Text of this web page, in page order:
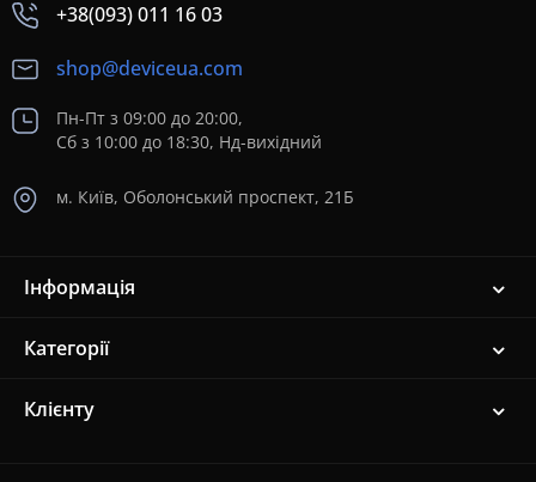
+38(093) 011 16 03
shop@deviceua.com
Пн-Пт з 09:00 до 20:00,
Сб з 10:00 до 18:30, Нд-вихідний
м. Київ, Оболонський проспект, 21Б
Інформація
Категорії
Клієнту